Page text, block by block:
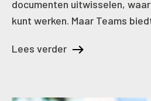
documenten uitwisselen,
kunt werken. Maar Teams
Lees verder